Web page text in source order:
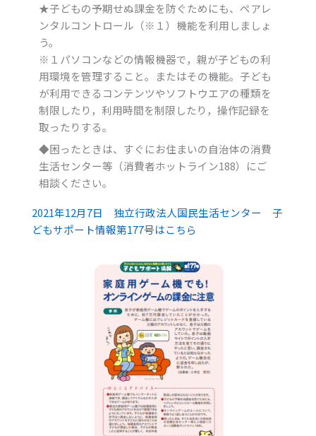
★子どもの予期せぬ課金を防ぐためにも、ペアレ
ンタルコントロール（※１）機能を利用しましょ
う。
※１パソコンなどの情報機器で，親が子どもの利
用環境を管理すること。またはその機能。子ども
が利用できるコンテンツやソフトウエアの種類を
制限したり，利用時間を制限したり，操作記録を
取ったりする。
◆困ったときは、すぐにお住まいの自治体の消費
生活センター等（消費者ホットライン188）にご
相談ください。
2021年12月7日 独立行政法人国民生活センター 子
どもサポート情報第177号はこちら